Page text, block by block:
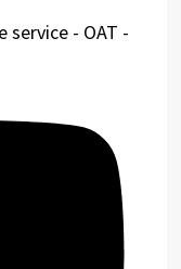
service - OAT -